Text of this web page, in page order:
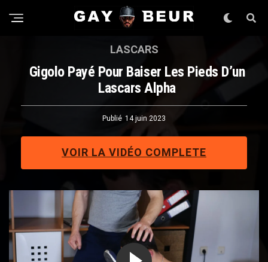
LASCARS
Gigolo Payé Pour Baiser Les Pieds D’un
Lascars Alpha
Publié 14 juin 2023
VOIR LA VIDÉO COMPLETE